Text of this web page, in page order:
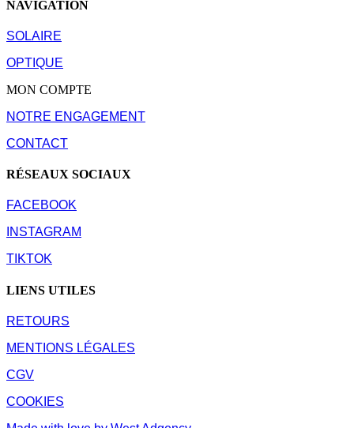
NAVIGATION
SOLAIRE
OPTIQUE
MON COMPTE
NOTRE ENGAGEMENT
CONTACT
RÉSEAUX SOCIAUX
FACEBOOK
INSTAGRAM
TIKTOK
LIENS UTILES
RETOURS
MENTIONS LÉGALES
CGV
COOKIES